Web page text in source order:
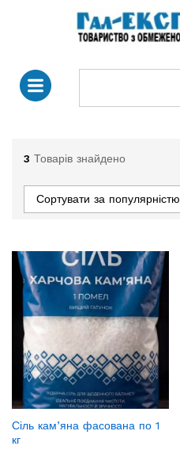
3 Товарів знайдено
Сортувати за популярністю
Сіль кам’яна фасована по 1
кг